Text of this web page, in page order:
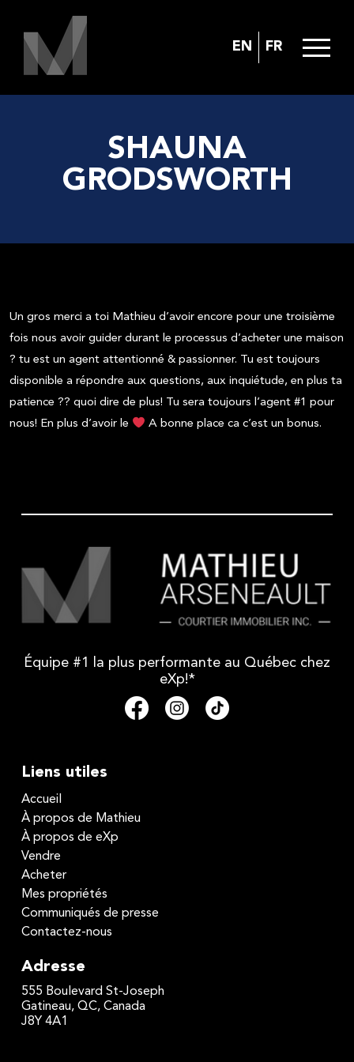
EN FR
SHAUNA
GRODSWORTH
Un gros merci a toi Mathieu d’avoir encore pour une troisième
fois nous avoir guider durant le processus d’acheter une maison
? tu est un agent attentionné & passionner. Tu est toujours
disponible a répondre aux questions, aux inquiétude, en plus ta
patience ?? quoi dire de plus! Tu sera toujours l’agent #1 pour
nous! En plus d’avoir le
A bonne place ca c’est un bonus.
Équipe #1 la plus performante au Québec chez
eXp!*
Liens utiles
Accueil
À propos de Mathieu
À propos de eXp
Vendre
Acheter
Mes propriétés
Communiqués de presse
Contactez-nous
Adresse
555 Boulevard St-Joseph
Gatineau, QC, Canada
J8Y 4A1